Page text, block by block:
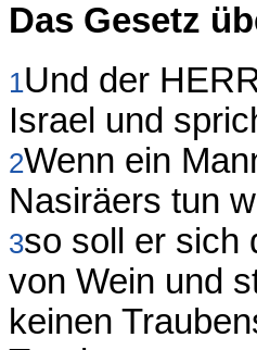
Das Gesetz
1Und der
Israel und
2Wenn ein
Nasiräers tun
3so soll er sich
von Wein und
keinen